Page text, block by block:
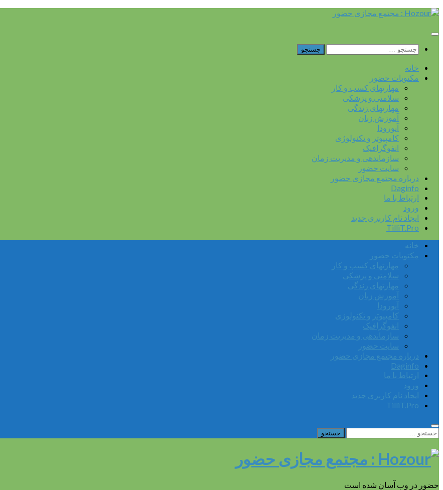
Skip
content
جستجو
برای:
خانه
مکتوبات حضور
مهارتهای کسب و کار
سلامتی و پزشکی
مهارتهای زندگی
آموزش زبان
آیورودا
کامپیوتر و تکنولوژی
انفوگرافیک
سازماندهی و مدیریت زمان
سایت حضور
درباره مجتمع مجازی حضور
Daginfo
ارتباط با ما
ورود
ایجاد نام کاربری جدید
TilliT.Pro
خانه
مکتوبات حضور
مهارتهای کسب و کار
سلامتی و پزشکی
مهارتهای زندگی
آموزش زبان
آیورودا
کامپیوتر و تکنولوژی
انفوگرافیک
سازماندهی و مدیریت زمان
سایت حضور
درباره مجتمع مجازی حضور
Daginfo
ارتباط با ما
ورود
ایجاد نام کاربری جدید
TilliT.Pro
جستجو
برای:
حضور در وب آسان شده است